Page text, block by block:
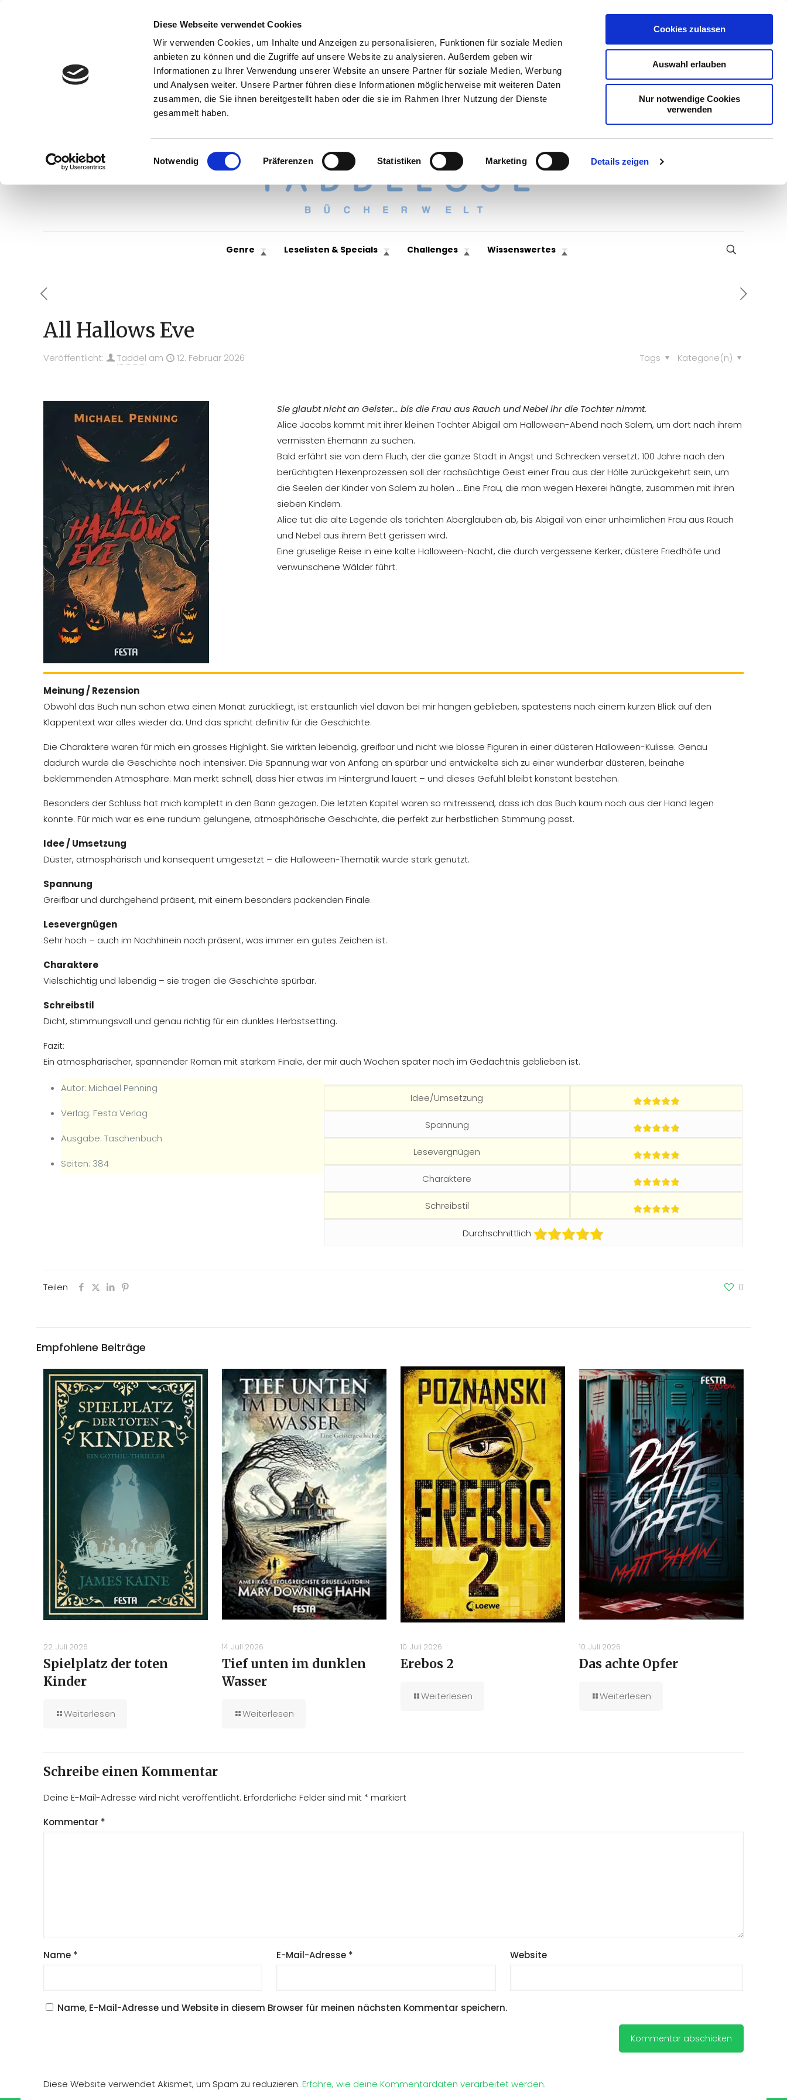
Diese Webseite verwendet Cookies
Wir verwenden Cookies, um Inhalte und Anzeigen zu personalisieren, Funktionen für soziale Medien
anbieten zu können und die Zugriffe auf unsere Website zu analysieren. Außerdem geben wir
Informationen zu Ihrer Verwendung unserer Website an unsere Partner für soziale Medien, Werbung
und Analysen weiter. Unsere Partner führen diese Informationen möglicherweise mit weiteren Daten
zusammen, die Sie ihnen bereitgestellt haben oder die sie im Rahmen Ihrer Nutzung der Dienste
gesammelt haben.
Einwilligungsauswahl
Notwendig Präferenzen Statistiken Marketing Details zeigen
Cookies zulassen
Auswahl erlauben
Nur notwendige Cookies
verwenden
Genre Leselisten & Specials Challenges Wissenswertes
All Hallows Eve
Veröffentlicht: Taddel am 12. Februar 2026 Kategorie(n)
Tags
Sie glaubt nicht an Geister… bis die Frau aus Rauch und Nebel ihr die Tochter nimmt.
Alice Jacobs kommt mit ihrer kleinen Tochter Abigail am Halloween-Abend nach Salem, um dort nach ihrem
vermissten Ehemann zu suchen.
Bald erfährt sie von dem Fluch, der die ganze Stadt in Angst und Schrecken versetzt: 100 Jahre nach den
berüchtigten Hexenprozessen soll der rachsüchtige Geist einer Frau aus der Hölle zurückgekehrt sein, um
die Seelen der Kinder von Salem zu holen … Eine Frau, die man wegen Hexerei hängte, zusammen mit ihren
sieben Kindern.
Alice tut die alte Legende als törichten Aberglauben ab, bis Abigail von einer unheimlichen Frau aus Rauch
und Nebel aus ihrem Bett gerissen wird.
Eine gruselige Reise in eine kalte Halloween-Nacht, die durch vergessene Kerker, düstere Friedhöfe und
verwunschene Wälder führt.
Meinung / Rezension
Obwohl das Buch nun schon etwa einen Monat zurückliegt, ist erstaunlich viel davon bei mir hängen geblieben, spätestens nach einem kurzen Blick auf den
Klappentext war alles wieder da. Und das spricht definitiv für die Geschichte.
Die Charaktere waren für mich ein grosses Highlight. Sie wirkten lebendig, greifbar und nicht wie blosse Figuren in einer düsteren Halloween-Kulisse. Genau
dadurch wurde die Geschichte noch intensiver. Die Spannung war von Anfang an spürbar und entwickelte sich zu einer wunderbar düsteren, beinahe
beklemmenden Atmosphäre. Man merkt schnell, dass hier etwas im Hintergrund lauert – und dieses Gefühl bleibt konstant bestehen.
Besonders der Schluss hat mich komplett in den Bann gezogen. Die letzten Kapitel waren so mitreissend, dass ich das Buch kaum noch aus der Hand legen
konnte. Für mich war es eine rundum gelungene, atmosphärische Geschichte, die perfekt zur herbstlichen Stimmung passt.
Idee / Umsetzung
Düster, atmosphärisch und konsequent umgesetzt – die Halloween-Thematik wurde stark genutzt.
Spannung
Greifbar und durchgehend präsent, mit einem besonders packenden Finale.
Lesevergnügen
Sehr hoch – auch im Nachhinein noch präsent, was immer ein gutes Zeichen ist.
Charaktere
Vielschichtig und lebendig – sie tragen die Geschichte spürbar.
Schreibstil
Dicht, stimmungsvoll und genau richtig für ein dunkles Herbstsetting.
Fazit:
Ein atmosphärischer, spannender Roman mit starkem Finale, der mir auch Wochen später noch im Gedächtnis geblieben ist.
Autor: Michael Penning
Verlag: Festa Verlag
Ausgabe: Taschenbuch
Seiten: 384
Idee/Umsetzung
Spannung
Lesevergnügen
Charaktere
Schreibstil
Durchschnittlich
Teilen 0
Empfohlene Beiträge
22. Juli 2026
Spielplatz der toten
Kinder
Weiterlesen
14. Juli 2026
Tief unten im dunklen
Wasser
Weiterlesen
10. Juli 2026
Erebos 2
Weiterlesen
10. Juli 2026
Das achte Opfer
Weiterlesen
Schreibe einen Kommentar
Deine E-Mail-Adresse wird nicht veröffentlicht. Erforderliche Felder sind mit * markiert
Kommentar *
Name * E-Mail-Adresse * Website
Name, E-Mail-Adresse und Website in diesem Browser für meinen nächsten Kommentar speichern.
Diese Website verwendet Akismet, um Spam zu reduzieren. Erfahre, wie deine Kommentardaten verarbeitet werden.